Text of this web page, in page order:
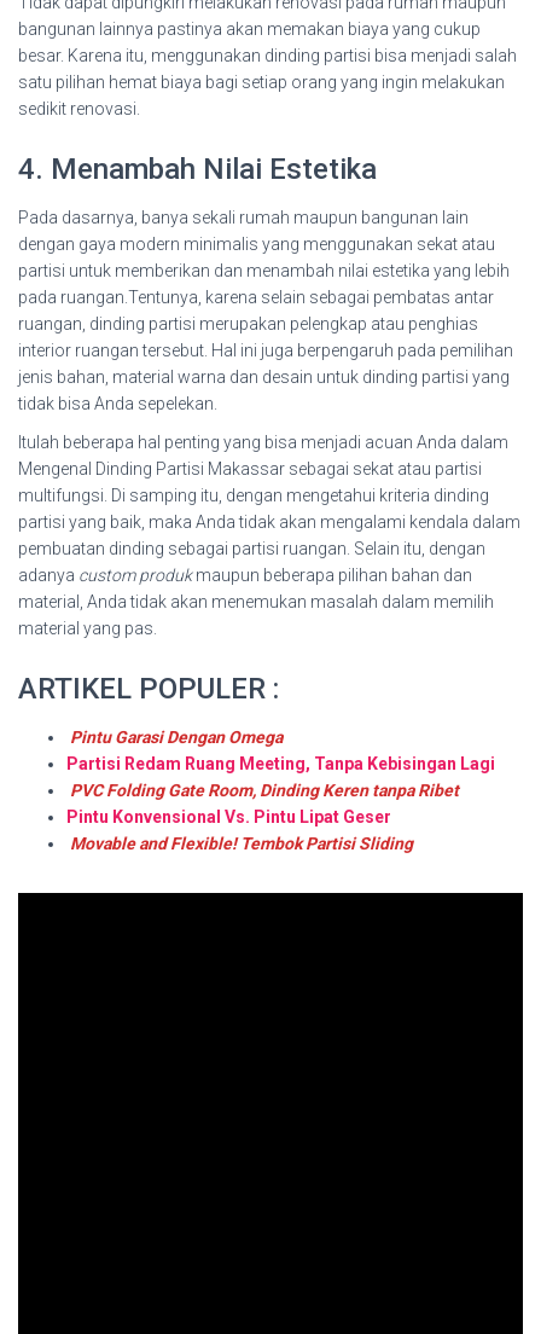
bangunan lainnya pastinya akan memakan biaya yang cukup
besar. Karena itu, menggunakan dinding partisi bisa menjadi salah
satu pilihan hemat biaya bagi setiap orang yang ingin melakukan
sedikit renovasi.
4. Menambah Nilai Estetika
Pada dasarnya, banya sekali rumah maupun bangunan lain
dengan gaya modern minimalis yang menggunakan sekat atau
partisi untuk memberikan dan menambah nilai estetika yang lebih
pada ruangan.Tentunya, karena selain sebagai pembatas antar
ruangan, dinding partisi merupakan pelengkap atau penghias
interior ruangan tersebut. Hal ini juga berpengaruh pada pemilihan
jenis bahan, material warna dan desain untuk dinding partisi yang
tidak bisa Anda sepelekan.
Itulah beberapa hal penting yang bisa menjadi acuan Anda dalam
Mengenal Dinding Partisi Makassar sebagai sekat atau partisi
multifungsi. Di samping itu, dengan mengetahui kriteria dinding
partisi yang baik, maka Anda tidak akan mengalami kendala dalam
pembuatan dinding sebagai partisi ruangan. Selain itu, dengan
adanya custom produkmaupun beberapa pilihan bahan dan
material, Anda tidak akan menemukan masalah dalam memilih
material yang pas.
ARTIKEL POPULER :
Pintu Garasi Dengan Omega
Partisi Redam Ruang Meeting, Tanpa Kebisingan Lagi
PVC Folding Gate Room, Dinding Keren tanpa Ribet
Pintu Konvensional Vs. Pintu Lipat Geser
Movable and Flexible! Tembok Partisi Sliding